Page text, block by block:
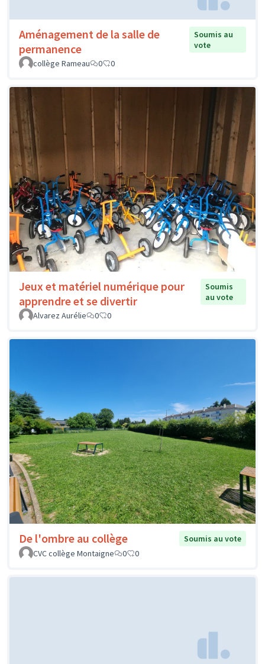
Aménagement de la salle de
permanence
Soumis au
vote
collège Rameau
0 0
Jeux et matériel numérique pour
apprendre et se divertir
Soumis
au vote
Alvarez Aurélie
0 0
De l'ombre au collège
Soumis au vote
CVC collège Montaigne
0 0